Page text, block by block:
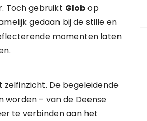
Toch gebruikt Globop
gedaan bij de stille en
momenten laten
De begeleidende
– van de Deense
te verbinden aan het